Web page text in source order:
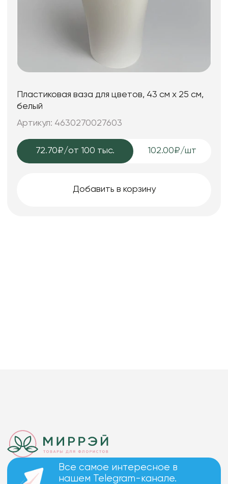
Пластиковая ваза для цветов, 43 см х 25 см,
белый
Артикул: 4630270027603
72.70₽/от 100 тыс. 102.00₽/шт
Добавить в корзину
Все самое интересное в
нашем Telegram-канале.